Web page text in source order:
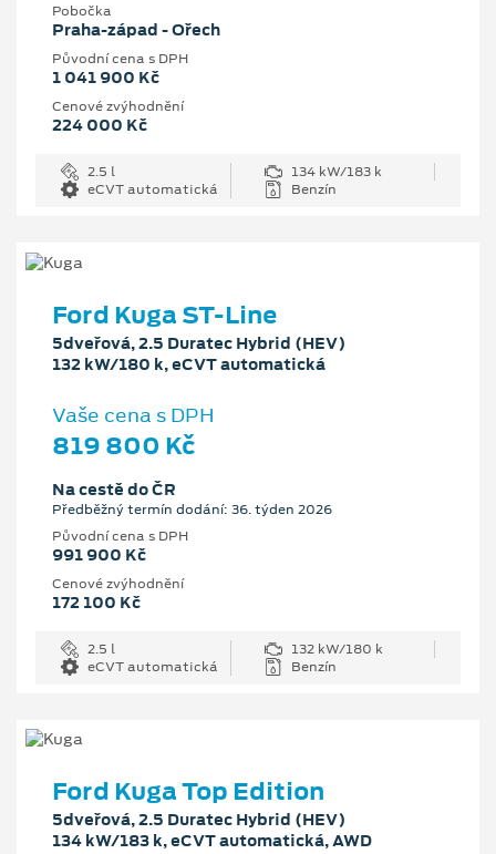
Pobočka
Praha-západ - Ořech
Původní cena s DPH
1 041 900 Kč
Cenové zvýhodnění
224 000 Kč
2.5 l
134 kW/183 k
eCVT automatická
Benzín
Ford Kuga ST-Line
5dveřová, 2.5 Duratec Hybrid (HEV)
132 kW/180 k, eCVT automatická
Vaše cena s DPH
819 800 Kč
Na cestě do ČR
Předběžný termín dodání: 36. týden 2026
Původní cena s DPH
991 900 Kč
Cenové zvýhodnění
172 100 Kč
2.5 l
132 kW/180 k
eCVT automatická
Benzín
Ford Kuga Top Edition
5dveřová, 2.5 Duratec Hybrid (HEV)
134 kW/183 k, eCVT automatická, AWD